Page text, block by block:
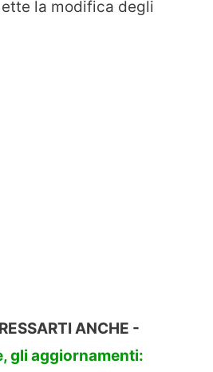
la modifica degli
ANCHE -
gli aggiornamenti: